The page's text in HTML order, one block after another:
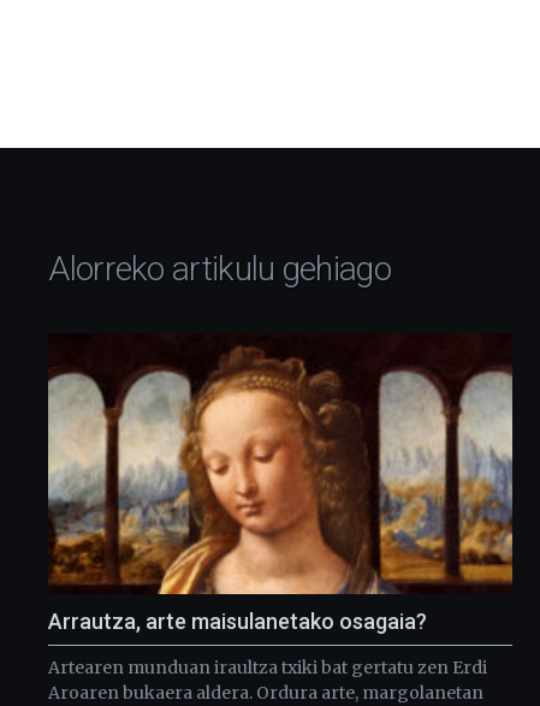
Alorreko artikulu gehiago
Arrautza, arte maisulanetako osagaia?
Artearen munduan iraultza txiki bat gertatu zen Erdi
Aroaren bukaera aldera. Ordura arte, margolanetan